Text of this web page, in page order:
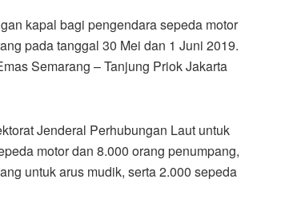
kapal bagi pengendara sepeda motor
pada tanggal 30 Mei dan 1 Juni 2019.
Semarang – Tanjung Priok Jakarta
Jenderal Perhubungan Laut untuk
motor dan 8.000 orang penumpang,
untuk arus mudik, serta 2.000 sepeda